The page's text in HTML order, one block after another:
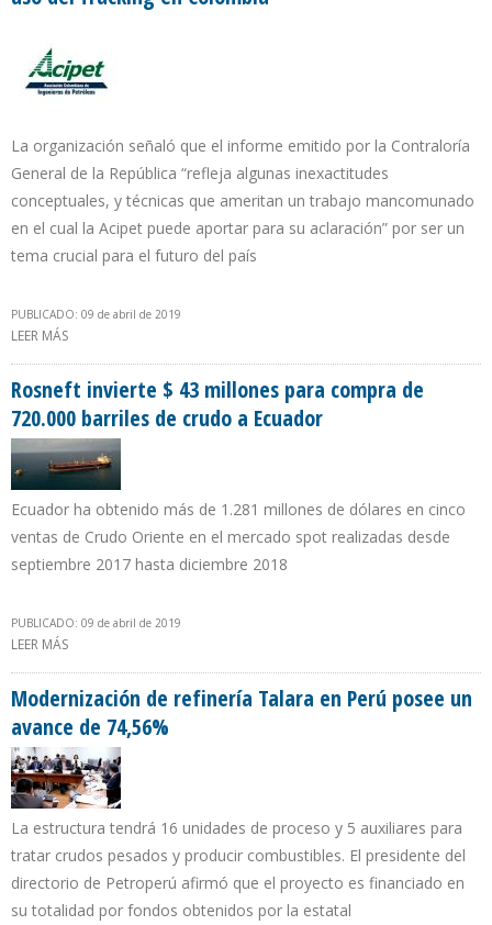
La organización señaló que el informe emitido por la Contraloría
General de la República “refleja algunas inexactitudes
conceptuales, y técnicas que ameritan un trabajo mancomunado
en el cual la Acipet puede aportar para su aclaración” por ser un
tema crucial para el futuro del país
PUBLICADO: 09 de abril de 2019
LEER MÁS
Rosneft invierte $ 43 millones para compra de
720.000 barriles de crudo a Ecuador
Ecuador ha obtenido más de 1.281 millones de dólares en cinco
ventas de Crudo Oriente en el mercado spot realizadas desde
septiembre 2017 hasta diciembre 2018
PUBLICADO: 09 de abril de 2019
LEER MÁS
Modernización de refinería Talara en Perú posee un
avance de 74,56%
La estructura tendrá 16 unidades de proceso y 5 auxiliares para
tratar crudos pesados y producir combustibles. El presidente del
directorio de Petroperú afirmó que el proyecto es financiado en
su totalidad por fondos obtenidos por la estatal